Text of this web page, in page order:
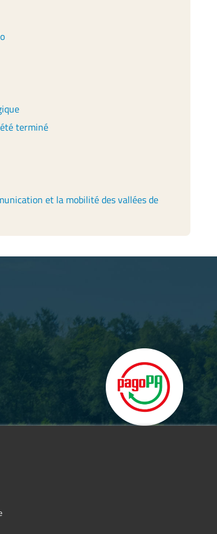
terminé
et la mobilité des vallées de